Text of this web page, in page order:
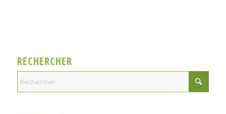
RECHERCHER